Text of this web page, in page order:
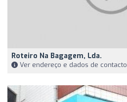
Roteiro Na Bagagem, Lda.
Ver endereço e dados de contacto